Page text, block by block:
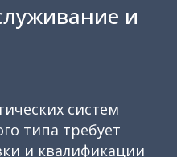
и
систем
типа требует
и квалификации